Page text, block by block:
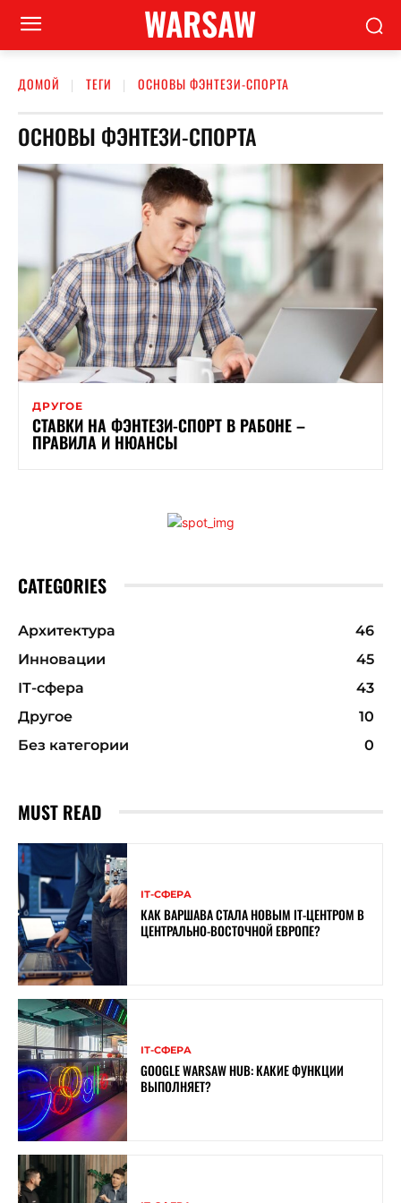
WARSAW
ДОМОЙ ТЕГИ ОСНОВЫ ФЭНТЕЗИ-СПОРТА
ОСНОВЫ ФЭНТЕЗИ-СПОРТА
ДРУГОЕ
СТАВКИ НА ФЭНТЕЗИ-СПОРТ В РАБОНЕ –
ПРАВИЛА И НЮАНСЫ
CATEGORIES
Архитектура
46
Инновации
45
ІТ-сфера
43
Другое
10
Без категории
0
MUST READ
ІТ-СФЕРА
КАК ВАРШАВА СТАЛА НОВЫМ IT-ЦЕНТРОМ В
ЦЕНТРАЛЬНО-ВОСТОЧНОЙ ЕВРОПЕ?
ІТ-СФЕРА
GOOGLE WARSAW HUB: КАКИЕ ФУНКЦИИ
ВЫПОЛНЯЕТ?